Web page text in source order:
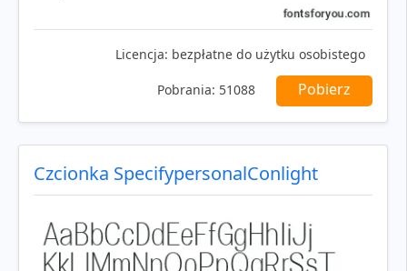
Licencja: bezpłatne do użytku osobistego
Pobrania: 51088 Pobierz
Czcionka SpecifypersonalConlight